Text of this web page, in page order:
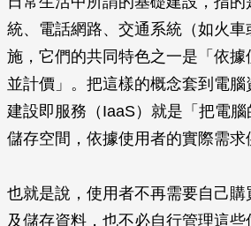
統、電話網路、交通系統（如火車
施，它們的共同特色之一是「依
並計價」。把這樣的概念套到電
建設即服務（IaaS）就是「把電
儲存空間，依據使用者的實際需求
也就是說，使用者不再需要自己
及儲存資料，也不必自行管理這